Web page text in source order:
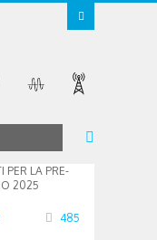
485